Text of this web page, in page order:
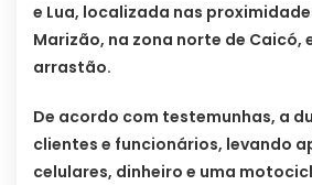
e Lua, localizada nas
Marizão, na zona norte de Caicó,
arrastão.
De acordo com testemunhas, a
clientes e funcionários, levando
celulares, dinheiro e uma